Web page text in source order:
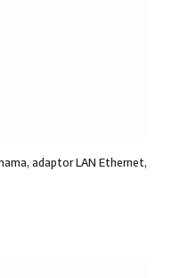
adaptor LAN Ethernet,